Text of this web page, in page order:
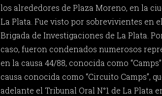
los alrededores de Plaza Moreno, en la
La Plata. Fue visto por sobrevivientes en
Brigada de Investigaciones de La Plata.
caso, fueron condenados numerosos
en la causa 44/88, conocida como
causa conocida como “Circuito Camps”,
adelante el Tribunal Oral N°1 de La Plata